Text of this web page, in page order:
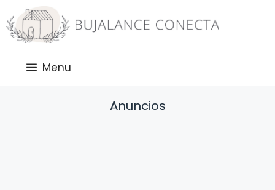
Saltar
al
contenido
Menu
Anuncios